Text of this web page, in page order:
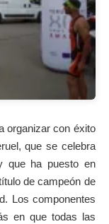
organizar con éxito
que se celebra
que ha puesto en
de campeón de
Los componentes
en que todas las